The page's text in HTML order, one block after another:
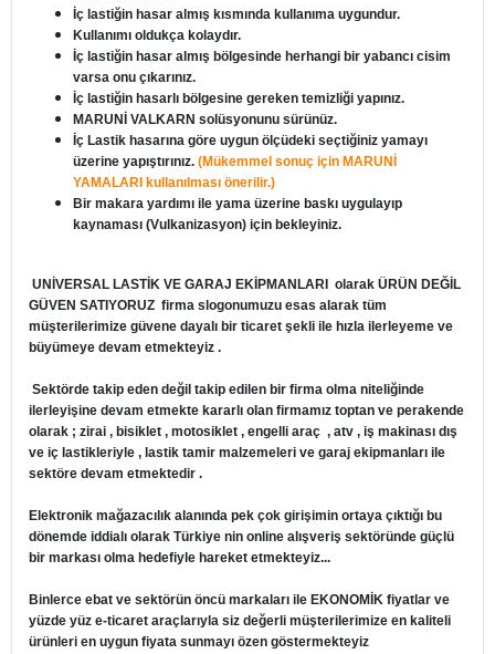
İç lastiğin hasar almış kısmında kullanıma uygundur.
Kullanımı oldukça kolaydır.
İç lastiğin hasar almış bölgesinde herhangi bir yabancı cisim
varsa onu çıkarınız.
İç lastiğin hasarlı bölgesine gereken temizliği yapınız.
MARUNİ VALKARN solüsyonunu sürünüz.
İç Lastik hasarına göre uygun ölçüdeki seçtiğiniz yamayı
üzerine yapıştırınız. (Mükemmel sonuç için MARUNİ
YAMALARI kullanılması önerilir.)
Bir makara yardımı ile yama üzerine baskı uygulayıp
kaynaması (Vulkanizasyon) için bekleyiniz.
UNİVERSAL LASTİK VE GARAJ EKİPMANLARI
olarak ÜRÜN DEĞİL
GÜVEN SATIYORUZ firma slogonumuzu esas alarak tüm
müşterilerimize güvene dayalı bir ticaret şekli ile hızla ilerleyeme ve
büyümeye devam etmekteyiz .
Sektörde takip eden değil takip edilen bir firma olma niteliğinde
ilerleyişine devam etmekte kararlı olan firmamız toptan ve perakende
olarak ; zirai , bisiklet , motosiklet , engelli araç , atv , iş makinası dış
ve iç lastikleriyle , lastik tamir malzemeleri ve garaj ekipmanları ile
sektöre devam etmektedir .
Elektronik mağazacılık alanında pek çok girişimin ortaya çıktığı bu
dönemde iddialı olarak Türkiye nin online alışveriş sektöründe güçlü
bir markası olma hedefiyle hareket etmekteyiz...
Binlerce ebat ve sektörün öncü markaları ile EKONOMİK fiyatlar ve
yüzde yüz e-ticaret araçlarıyla siz değerli müşterilerimize en kaliteli
ürünleri en uygun fiyata sunmayı özen göstermekteyiz